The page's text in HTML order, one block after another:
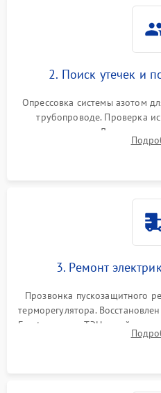
2. Поиск утечек и
Опрессовка системы азотом
трубопроводе. Проверка
течеискателем. Демонтаж
продувка капиллярной
3. Ремонт
Прозвонка пускозащитного
терморегулятора.
Frost, включая ТЭН оттайки и
платы управления